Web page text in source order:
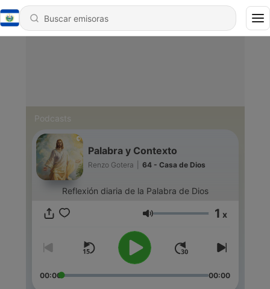
Podcasts
Palabra y Contexto
Renzo Gotera 64 - Casa de Dios
Reflexión diaria de la Palabra de Dios
Volumen 1 x
00:00 00:00